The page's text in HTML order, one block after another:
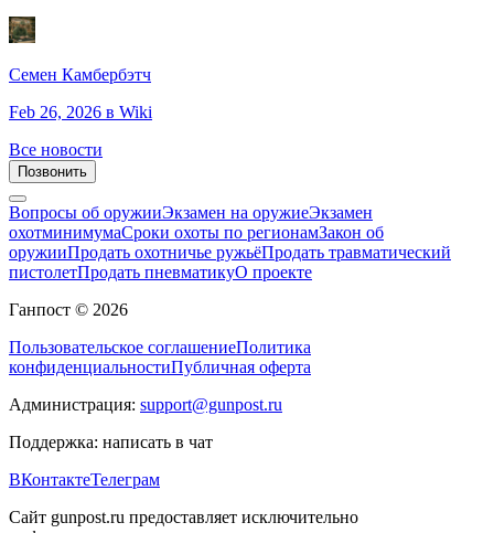
Семен Камбербэтч
Feb 26, 2026 в Wiki
Все новости
Позвонить
Вопросы об оружииЭкзамен на оружиеЭкзамен
охотминимумаСроки охоты по регионамЗакон об
оружииПродать охотничье ружьёПродать травматический
пистолетПродать пневматикуО проекте
Ганпост © 2026
Пользовательское соглашениеПолитика
конфиденциальностиПубличная оферта
Администрация: support@gunpost.ru
Поддержка: написать в чат
ВКонтактеТелеграм
Сайт gunpost.ru предоставляет исключительно